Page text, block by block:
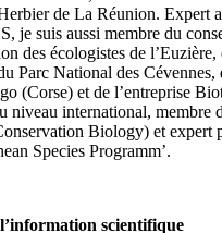
de La Réunion. Expert
je suis aussi membre du
des écologistes de l’Euzière,
Parc National des Cévennes,
(Corse) et de l’entreprise
niveau international, membre
Biology) et expert
Species Programm’.
scientifique